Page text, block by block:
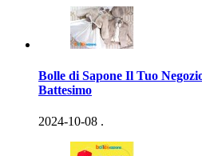
Bolle di Sapone Il Tuo
Battesimo
2024-10-08 .